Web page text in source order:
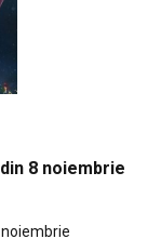
8 noiembrie